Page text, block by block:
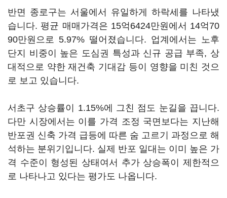
반면 종로구는 서울에서 유일하게 하락세를 나타냈
습니다. 평균 매매가격은 15억6424만원에서 14억70
90만원으로 5.97% 떨어졌습니다. 업계에서는 노후
단지 비중이 높은 도심권 특성과 신규 공급 부족, 상
대적으로 약한 재건축 기대감 등이 영향을 미친 것으
로 보고 있습니다.
서초구 상승률이 1.15%에 그친 점도 눈길을 끕니다.
다만 시장에서는 이를 가격 조정 국면보다는 지난해
반포권 신축 가격 급등에 따른 숨 고르기 과정으로 해
석하는 분위기입니다. 실제 반포 일대는 이미 높은 가
격 수준이 형성된 상태여서 추가 상승폭이 제한적으
로 나타나고 있다는 평가도 나옵니다.